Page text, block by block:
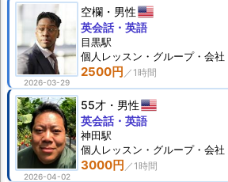
2026-03-29
空欄 男性
2500円
英会話・英語
目黒駅
個人 レッスン ・グループ・会
2026-04-02
55才 男性
3000円
英会話・英語
神田駅
個人 レッスン ・グループ・会